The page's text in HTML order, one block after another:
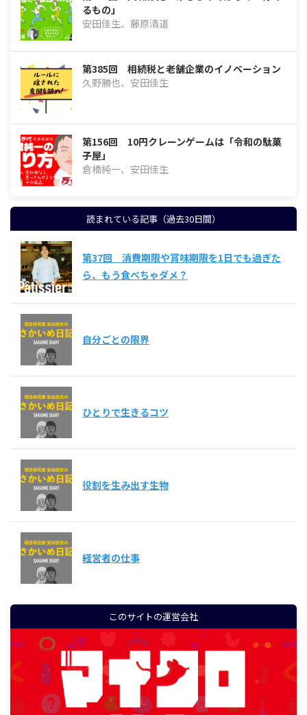
るもの」
安田佳生、藤原清道
第385回 相続税と老舗企業のイノベーション
久野勝也、安田佳生
第156回 10円クレーンゲームは「令和の駄菓
子屋」
倉橋純一、安田佳生
読まれている記事（過去30日間）
第37回 消費期限や賞味期限を1日でも過ぎた
ら、もう食べちゃダメ？
自分ごとの限界
ひとりで生きるコツ
役割を生み出す生物
経営者の仕事
このサイトの運営会社